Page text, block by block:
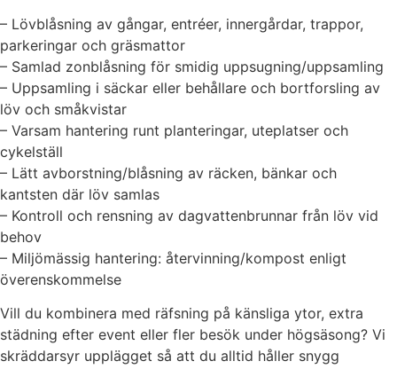
– Lövblåsning av gångar, entréer, innergårdar, trappor,
parkeringar och gräsmattor
– Samlad zonblåsning för smidig uppsugning/uppsamling
– Uppsamling i säckar eller behållare och bortforsling av
löv och småkvistar
– Varsam hantering runt planteringar, uteplatser och
cykelställ
– Lätt avborstning/blåsning av räcken, bänkar och
kantsten där löv samlas
– Kontroll och rensning av dagvattenbrunnar från löv vid
behov
– Miljömässig hantering: återvinning/kompost enligt
överenskommelse
Vill du kombinera med räfsning på känsliga ytor, extra
städning efter event eller fler besök under högsäsong? Vi
skräddarsyr upplägget så att du alltid håller snygg